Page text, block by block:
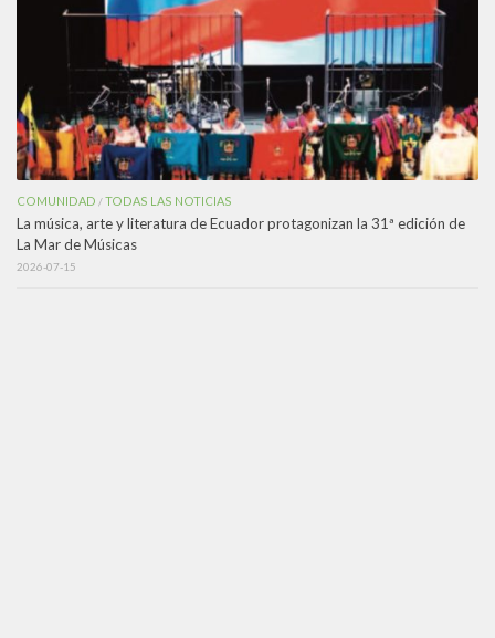
COMUNIDAD /TODAS LAS NOTICIAS
La música, arte y literatura de Ecuador protagonizan la 31ª edición de
La Mar de Músicas
2026-07-15